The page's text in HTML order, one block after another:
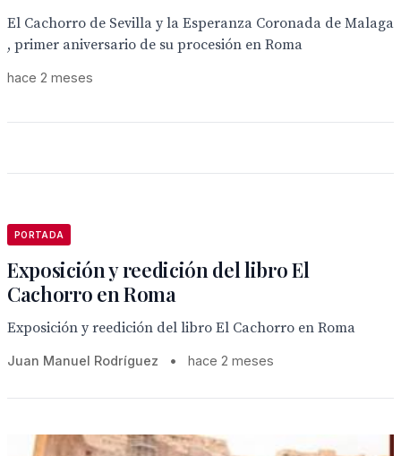
El Cachorro de Sevilla y la Esperanza Coronada de Malaga
, primer aniversario de su procesión en Roma
hace 2 meses
PORTADA
Exposición y reedición del libro El
Cachorro en Roma
Exposición y reedición del libro El Cachorro en Roma
Juan Manuel Rodríguez • hace 2 meses